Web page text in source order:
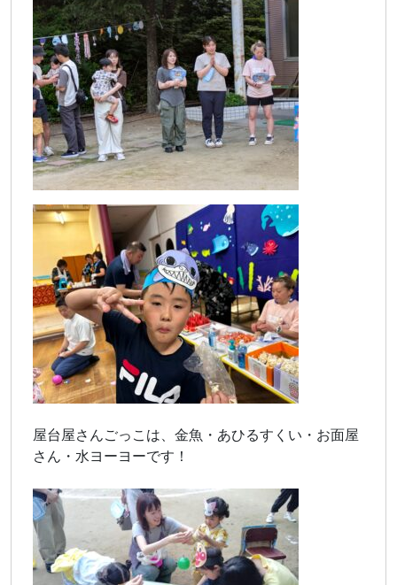
屋台屋さんごっこは、金魚・あひるすくい・お面屋
さん・水ヨーヨーです！